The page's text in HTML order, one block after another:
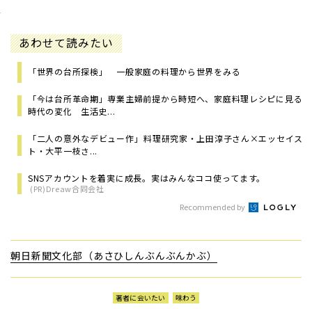
あわせて読みたい
「世界の台所探検」 一般家庭の料理から世界をみる
「今は台所革命期」専業主婦前提から時短へ、家庭料理レシピに見る
時代の変化 生活史...
「二人の意外なデビュー作」――料理研究家・上田淳子さん×エッセイス
ト・大平一枝さ...
SNSアカウントを着実に成長。実はみんなココ使ってます。
(PR)Dreaw合同会社
Recommended by
朝日新聞文化部（あさひしんぶんぶんかぶ）
著者に会いたい 味わう